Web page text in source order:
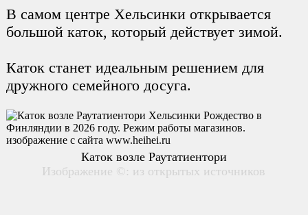
В самом центре Хельсинки открывается
большой каток, который действует зимой.
Каток станет идеальным решением для
дружного семейного досуга.
Каток возле Раутатиентори
Изображение ©: из открытых источников